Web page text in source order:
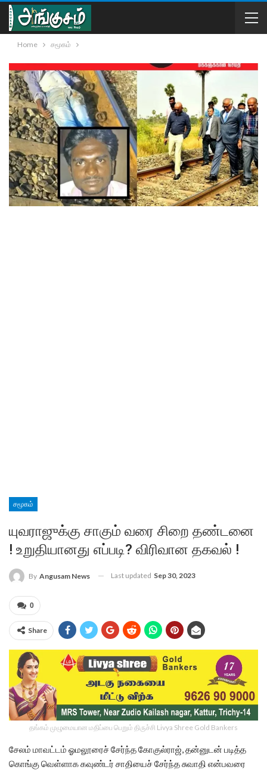
Home சமூகம்
சமூகம்
யுவராஜுக்கு சாகும் வரை சிறை தண்டனை
! உறுதியானது எப்படி? விரிவான தகவல் !
By Angusam News Last updated Sep 30, 2023
0
Share
தங்கம் முழுமையான மதிப்பை பெறும் திருச்சி Livya Shree Gold Bankers
சேலம் மாவட்டம் ஓமலூரைச் சேர்ந்த கோகுல்ராஜ், தன்னுடன் படித்த
கொங்கு வெள்ளாக கவுண்டர் சாதியைச் சேர்ந்த சுவாதி என்பவரை